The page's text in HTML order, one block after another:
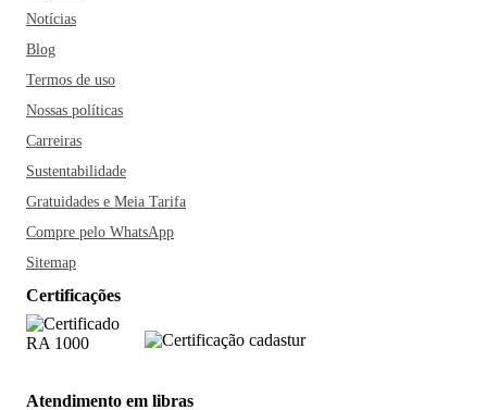
Notícias
Blog
Termos de uso
Nossas políticas
Carreiras
Sustentabilidade
Gratuidades e Meia Tarifa
Compre pelo WhatsApp
Sitemap
Certificações
Atendimento em libras